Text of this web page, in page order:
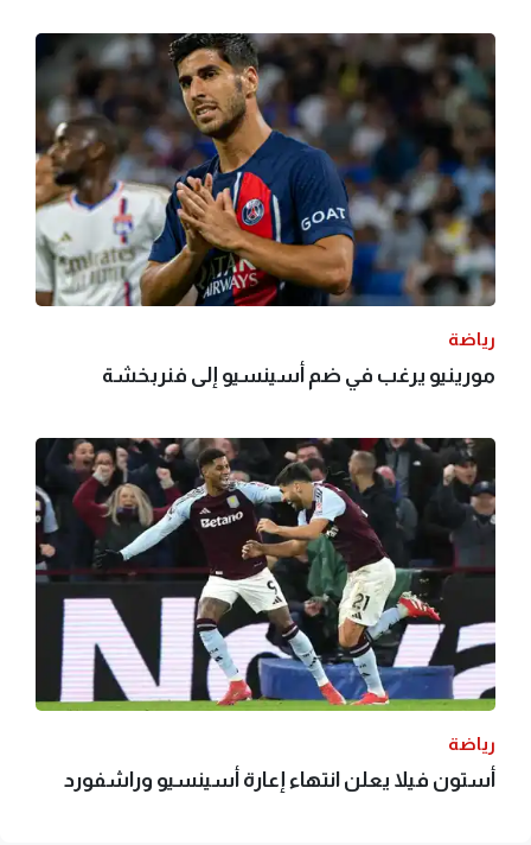
رياضة
مورينيو يرغب في ضم أسينسيو إلى فنربخشة
رياضة
أستون فيلا يعلن انتهاء إعارة أسينسيو وراشفورد